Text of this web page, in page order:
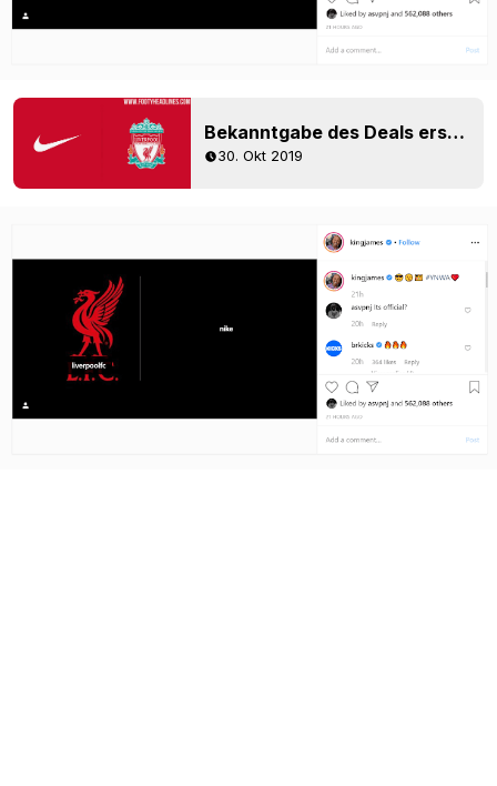
Bekanntgabe des Deals erst 2020? Liverpool & Nike gewinnen Rechtsstreit gegen New Balance
30. Okt 2019